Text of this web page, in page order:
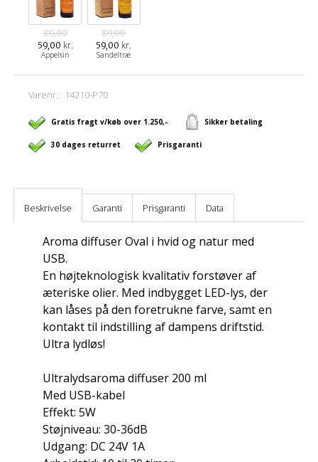
89,00
59,00 kr.
Appelsin
89,00
59,00 kr.
Sandeltræ
Varenr.: 14210-P70
Gratis fragt v/køb over 1.250,- Sikker betaling
30 dages returret Prisgaranti
Beskrivelse Garanti Prisgaranti Data
Aroma diffuser Oval i hvid og natur med
USB.
En højteknologisk kvalitativ forstøver af
æteriske olier. Med indbygget LED-lys, der
kan låses på den foretrukne farve, samt en
kontakt til indstilling af dampens driftstid.
Ultra lydløs!
Ultralydsaroma diffuser 200 ml
Med USB-kabel
Effekt: 5W
Støjniveau: 30-36dB
Udgang: DC 24V 1A